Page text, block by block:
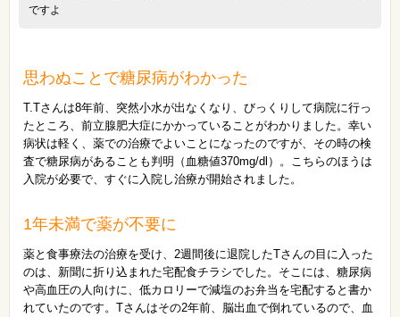
ですよ
思わぬことで糖尿病がわかった
T.Tさんは8年前、突然小水が出なくなり、びっくりして病院に行っ
たところ、前立腺肥大症にかかっていることがわかりました。幸い
病状は軽く、薬での治療でよいことになったのですが、その時の検
査で糖尿病があることも判明（血糖値370mg/dl）。こちらのほうは
入院が必要で、すぐに入院し治療が開始されました。
1年未満で薬が不要に
薬と食事療法の治療を受け、2週間後に退院したTさんの目に入った
のは、新聞に折り込まれた宅配食チラシでした。そこには、糖尿病
や高血圧の人向けに、低カロリーで減塩のお弁当を宅配すると書か
れていたのです。Tさんはその2年前、脳出血で倒れているので、血